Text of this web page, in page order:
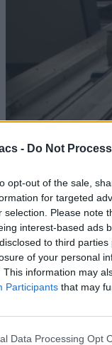
- Do Not
opt-out of the sale,
for targeted
selection. Please note
interest-based ads
to third
of your personal
This information may
Participants that may
Data Processing Opt
Technology
H Vodafone
εταιρεία οπτικών